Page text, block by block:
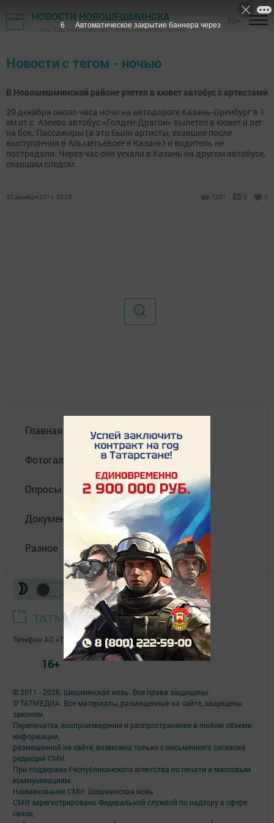
НОВОСТИ НОВОШЕШМИНСКА
Газета "Шешминская новь" - Новошешминский район
Новости с тегом - ночью
В Новошешминской районе улетел в кювет автобус с артистами
29 декабря около часа ночи на автодороге Казань-Оренбург в 1
км от с. Азеево автобус «Голден-Драгон» вылетел в кювет и лег
на бок. Пассажиры (а это были артисты, ехавшие после
выступления в Альметьевске в Казань) и водитель не
пострадали. Через час они уехали в Казань на другом автобусе,
ехавшим следом...
30 декабря 2014, 05:25 1351 0 0
Главная
Фотогалереи
Опросы
Документы
Разное
© 2011 - 2026. Шешминская новь. Все права защищены.
© ТАТМЕДИА. Все материалы, размещенные на сайте, защищены
законом.
Перепечатка, воспроизведение и распространение в любом объеме
информации,
размещенной на сайте, возможна только с письменного согласия
редакций СМИ.
При поддержке Республиканского агентства по печати и массовым
коммуникациям.
Наименование СМИ: Шешминская новь
СМИ зарегистрировано Федеральной службой по надзору в сфере
связи,
Телефон АО «ТАТМЕДИА»:(843) 222 09 84
16+
6 Автоматическое закрытие баннера через